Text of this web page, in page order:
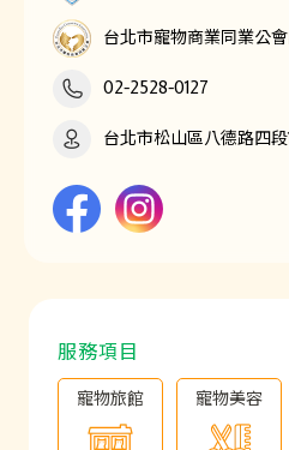
台北市寵物商業同業公
02-2528-0127
台北市松山區八德路四
服務項目
寵物旅館 寵物美容